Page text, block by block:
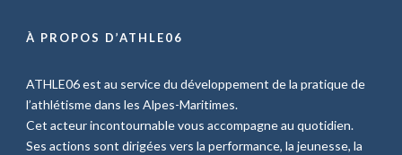
À PROPOS D’ATHLE06
ATHLE06 est au service du développement de la pratique de
l’athlétisme dans les Alpes-Maritimes.
Cet acteur incontournable vous accompagne au quotidien.
Ses actions sont dirigées vers la performance, la jeunesse, la